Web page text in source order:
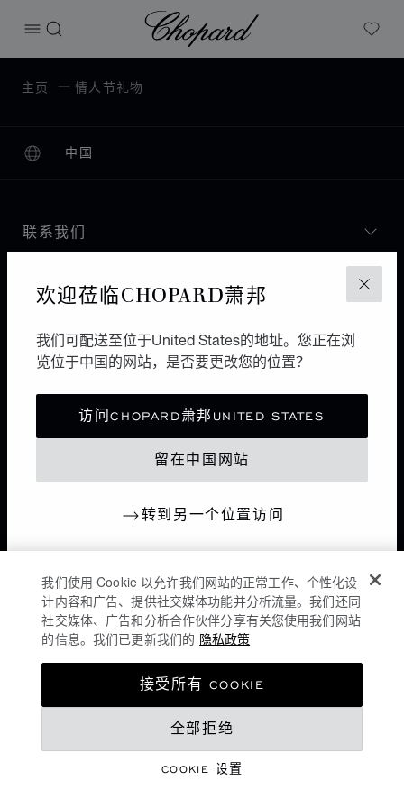
关闭
欢迎莅临CHOPARD萧邦
我们可配送至位于United States的地址。您正在浏
览位于中国的网站，是否要更改您的位置？
访问CHOPARD萧邦UNITED STATES
留在中国网站
转到另一个位置访问
打开菜单
搜索
Chopard
My
主页 情人节礼物
中国
本地化（更改国家/地区）
更改国家/地区
联系我们
I企业信息
萧邦世界
保持更新
CHOPARD - 版权所有
我们使用 Cookie 以允许我们网站的正常工作、个性化设
计内容和广告、提供社交媒体功能并分析流量。我们还同
社交媒体、广告和分析合作伙伴分享有关您使用我们网站
的信息。我们已更新我们的 隐私政策
COOKIE 设置
全部拒绝
接受所有 COOKIE